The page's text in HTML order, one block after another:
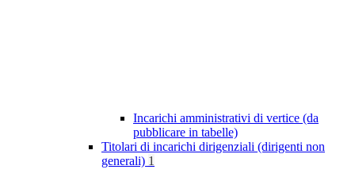
Incarichi amministrativi di vertice (da
pubblicare in tabelle)
Titolari di incarichi dirigenziali (dirigenti non
generali) 1